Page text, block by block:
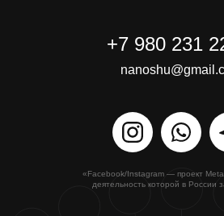
«Facebook/Instagram — проект
деятельность которой в России
+7 980 231